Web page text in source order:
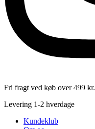
Fri fragt ved køb over 499 kr.
Levering 1-2 hverdage
Kundeklub